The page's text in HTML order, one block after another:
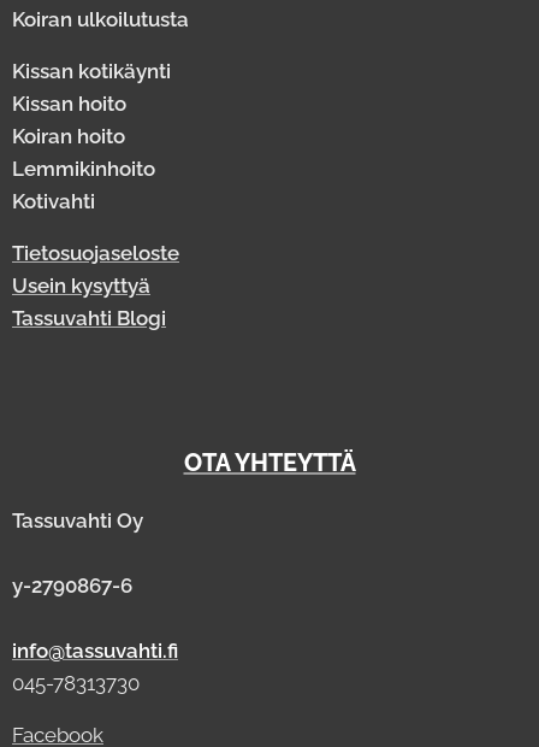
Koiran ulkoilutusta
Kissan kotikäynti
Kissan hoito
Koiran hoito
Lemmikinhoito
Kotivahti
Tietosuojaseloste
Usein kysyttyä
Tassuvahti Blogi
OTA YHTEYTTÄ
Tassuvahti Oy
y-2790867-6
info@tassuvahti.fi
045-78313730
Facebook